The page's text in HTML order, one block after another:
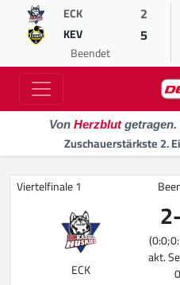
ECK 2
KEV 5
Beendet
Von Herzblutgetragen.
Zuschauerstärkste 2.
Viertelfinale 1
ECK
2
akt.
0